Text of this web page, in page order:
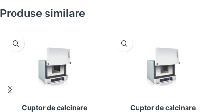
Produse similare
Cuptor de calcinare
Cuptor de calcinare